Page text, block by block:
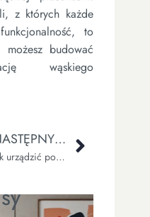
z których każde
to
budować
wąskiego
NASTĘPNY WPIS
Jak urządzić pokój dla dziecka?